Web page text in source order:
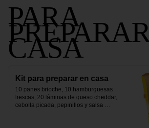
PARA
CASA
Kit para preparar en casa
10 panes brioche, 10 hamburguesas
frescas, 20 láminas de queso cheddar,
cebolla picada, pepinillos y salsa